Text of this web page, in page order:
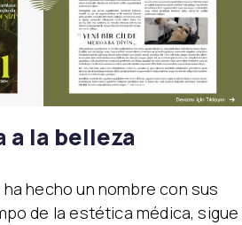
la belleza
hecho un nombre con sus
de la estética médica, sigue